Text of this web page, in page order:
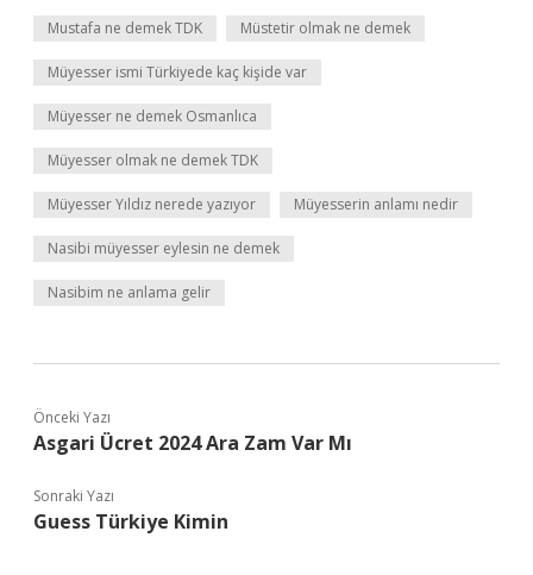
Mustafa ne demek TDK Müstetir olmak ne demek
Müyesser ismi Türkiyede kaç kişide var
Müyesser ne demek Osmanlıca
Müyesser olmak ne demek TDK
Müyesser Yıldız nerede yazıyor Müyesserin anlamı nedir
Nasibi müyesser eylesin ne demek
Nasibim ne anlama gelir
Önceki Yazı
Asgari Ücret 2024 Ara Zam Var Mı
Sonraki Yazı
Guess Türkiye Kimin